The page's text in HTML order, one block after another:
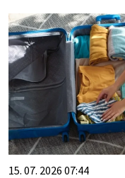
15. 07. 2026 07:44